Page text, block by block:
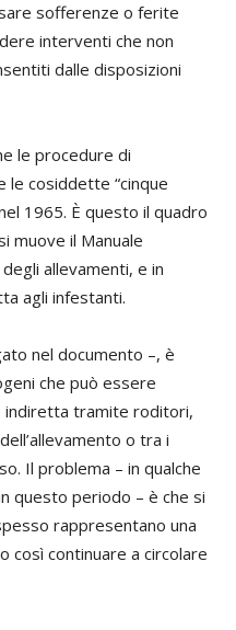
sofferenze o ferite
interventi che non
dalle disposizioni
le procedure di
le cosiddette “cinque
1965. È questo il quadro
muove il Manuale
allevamenti, e in
agli infestanti.
nel documento –, è
che può essere
indiretta tramite roditori,
o tra i
Il problema – in qualche
questo periodo – è che si
rappresentano una
così continuare a circolare